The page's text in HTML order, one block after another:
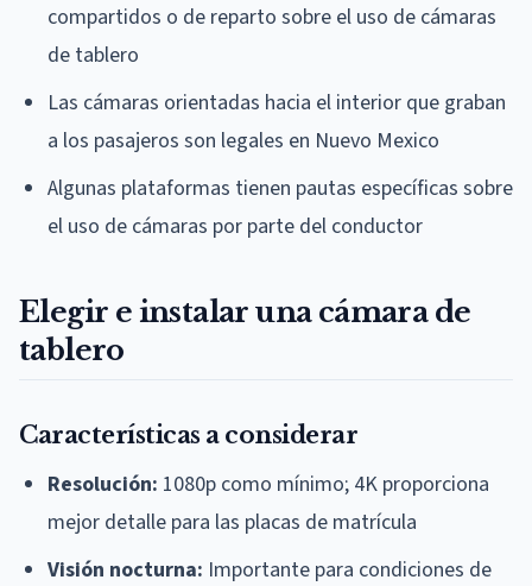
compartidos o de reparto sobre el uso de cámaras
de tablero
Las cámaras orientadas hacia el interior que graban
a los pasajeros son legales en Nuevo Mexico
Algunas plataformas tienen pautas específicas sobre
el uso de cámaras por parte del conductor
Elegir e instalar una cámara de
tablero
Características a considerar
Resolución: 1080p como mínimo; 4K proporciona
mejor detalle para las placas de matrícula
Visión nocturna: Importante para condiciones de